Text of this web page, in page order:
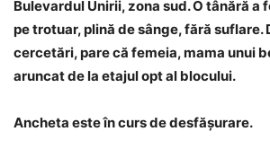
Bulevardul Unirii, zona sud. O tânără a
pe trotuar, plină de sânge, fără suflare.
cercetări, pare că femeia, mama unui
aruncat de la etajul opt al blocului.
Ancheta este în curs de desfășurare.